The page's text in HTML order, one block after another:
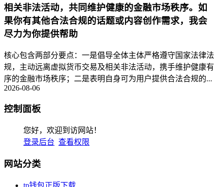
相关非法活动，共同维护健康的金融市场秩序。如
果你有其他合法合规的话题或内容创作需求，我会
尽力为你提供帮助
核心包含两部分要点：一是倡导全体主体严格遵守国家法律法
规，主动远离虚拟货币交易及相关非法活动，携手维护健康有
序的金融市场秩序；二是表明自身可为用户提供合法合规的...
2026-08-06
控制面板
您好，欢迎到访网站！
登录后台 查看权限
网站分类
tp钱包正版下载